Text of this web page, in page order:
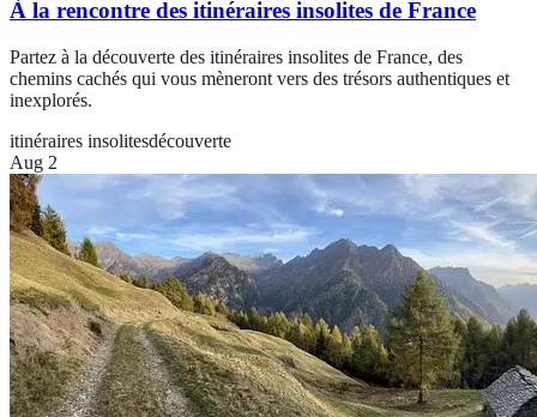
À la rencontre des itinéraires insolites de France
Partez à la découverte des itinéraires insolites de France, des
chemins cachés qui vous mèneront vers des trésors authentiques et
inexplorés.
itinéraires insolitesdécouverte
Aug 2